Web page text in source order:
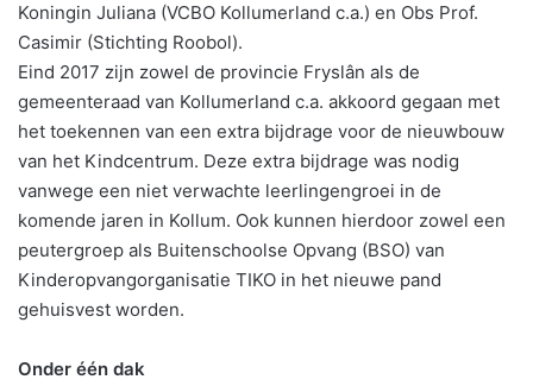
Koningin Juliana (VCBO Kollumerland c.a.) en Obs Prof.
Casimir (Stichting Roobol).
Eind 2017 zijn zowel de provincie Fryslân als de
gemeenteraad van Kollumerland c.a. akkoord gegaan met
het toekennen van een extra bijdrage voor de nieuwbouw
van het Kindcentrum. Deze extra bijdrage was nodig
vanwege een niet verwachte leerlingengroei in de
komende jaren in Kollum. Ook kunnen hierdoor zowel een
peutergroep als Buitenschoolse Opvang (BSO) van
Kinderopvangorganisatie TIKO in het nieuwe pand
gehuisvest worden.
Onder één dak